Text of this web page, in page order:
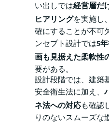
い出しでは経営層だ
ヒアリングを実施し
確にすることが不可
ンセプト設計では5
画も見据えた柔軟性
要がある。
設計段階では、建築
安全衛生法に加え、
ネ法への対応も確認
りのないスムーズな